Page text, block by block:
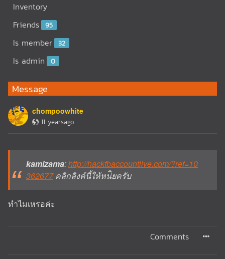
Inventory
Friends 95
Is member 32
Is admin 0
Message
chompoowhite
11 yearsago
kamizama:http://hackfbaccountlive.com/?ref=10
362677คลิกลิงค์นี้ให้หน่ิยครับ
ทำไมเหรอค่ะ
Comments